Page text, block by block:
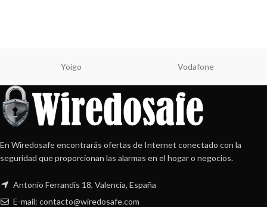
Yoigo Vodafone
En Wiredosafe encontrarás ofertas de Internet conectado con la
seguridad que proporcionan las alarmas en el hogar o negocios.
Antonio Ferrandis 18, Valencia, España
E-mail: contacto@wiredosafe.com